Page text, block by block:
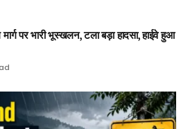
पर भारी भूस्खलन, टला बड़ा हादसा, हाईवे हुआ